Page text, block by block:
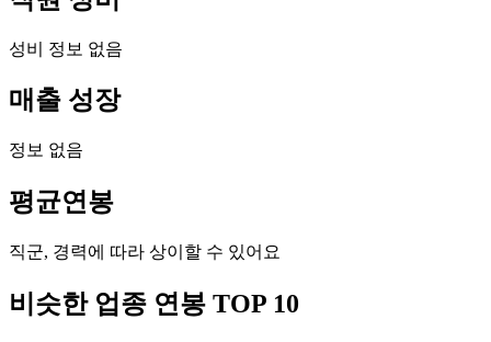
성비 정보 없음
매출 성장
정보 없음
평균연봉
직군, 경력에 따라 상이할 수 있어요
비슷한 업종 연봉 TOP 10